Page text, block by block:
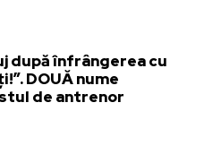
după înfrângerea cu
DOUĂ nume
de antrenor